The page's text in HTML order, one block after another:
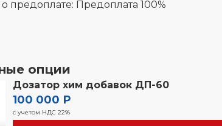
предоплате: Предоплата 100%
опции
Дозатор хим добавок ДП-60
100 000 Р
с учетом НДС 22%